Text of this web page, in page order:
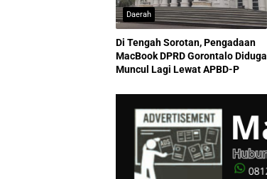
Daerah
Di Tengah Sorotan, Pengadaan
MacBook DPRD Gorontalo Diduga
Muncul Lagi Lewat APBD-P